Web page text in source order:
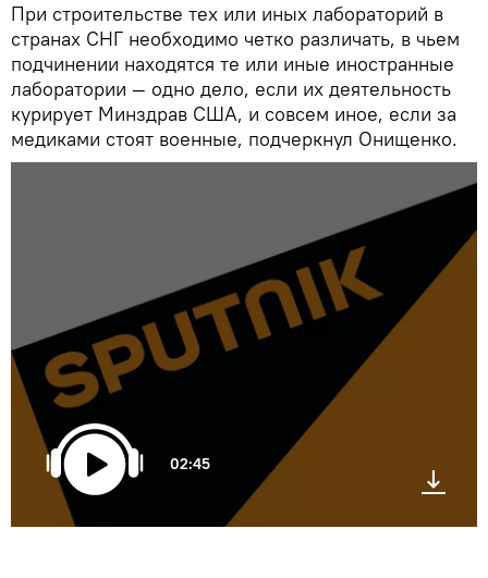
При строительстве тех или иных лабораторий в
странах СНГ необходимо четко различать, в чьем
подчинении находятся те или иные иностранные
лаборатории — одно дело, если их деятельность
курирует Минздрав США, и совсем иное, если за
медиками стоят военные, подчеркнул Онищенко.
02:45